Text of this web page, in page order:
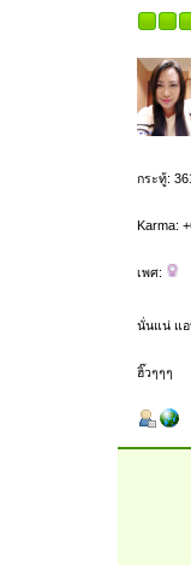
กระทู้:
Karma:
เพศ:
นั่นแน่ แอ
ฮิ๊วๆๆๆ